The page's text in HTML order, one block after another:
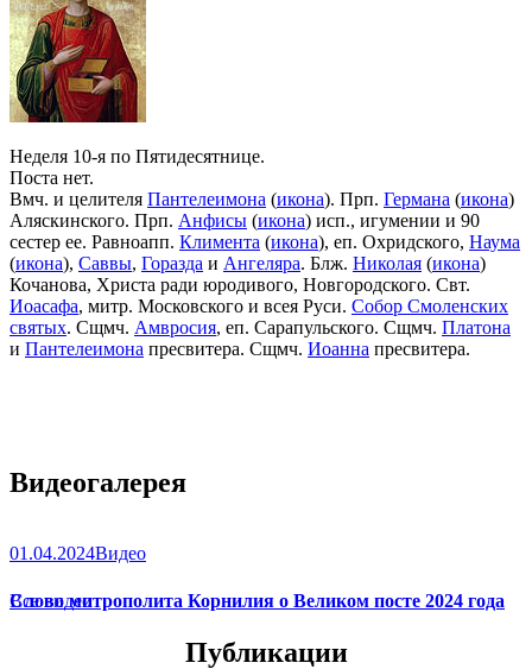
Неделя 10-я по Пятидесятнице.
Поста нет.
Вмч. и целителя Пантелеимона (икона). Прп. Германа (икона)
Аляскинского. Прп. Анфисы (икона) исп., игумении и 90
сестер ее. Равноапп. Климента (икона), еп. Охридского, Наума
(икона), Саввы, Горазда и Ангеляра. Блж. Николая (икона)
Кочанова, Христа ради юродивого, Новгородского. Свт.
Иоасафа, митр. Московского и всея Руси. Собор Смоленских
святых. Сщмч. Амвросия, еп. Сарапульского. Сщмч. Платона
и Пантелеимона пресвитера. Сщмч. Иоанна пресвитера.
Видеогалерея
01.04.2024Видео
Слово митрополита Корнилия о Великом посте 2024 года
Все видео
Публикации